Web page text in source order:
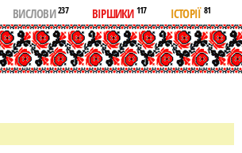
ВИСЛОВИ237 ВІРШИКИ 117 ІСТОРІЇ 81